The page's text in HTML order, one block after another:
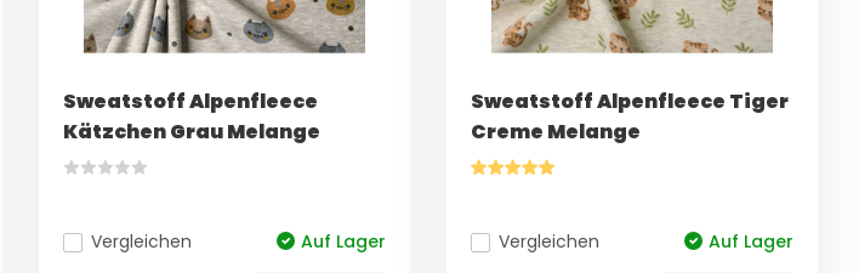
Sweatstoff Alpenfleece
Kätzchen Grau Melange
Vergleichen Auf Lager
Sweatstoff Alpenfleece Tiger
Creme Melange
Vergleichen Auf Lager